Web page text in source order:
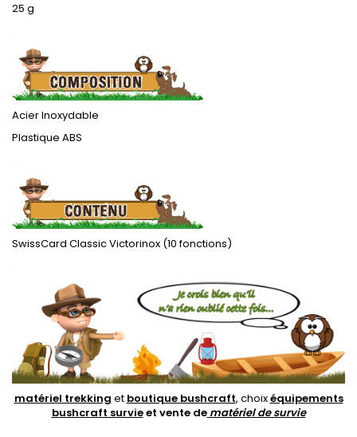
25 g
.
Acier Inoxydable
Plastique ABS
.
SwissCard Classic Victorinox (10 fonctions)
.
matériel trekking et boutique bushcraft, choixéquipements
bushcraft survieet vente dematériel de survie